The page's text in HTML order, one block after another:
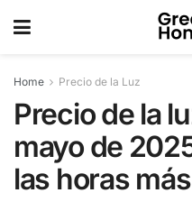
Home Precio de la Luz
Precio de la
mayo de
las horas